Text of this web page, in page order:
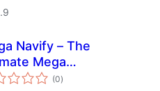
Navify – The
Mega
(0total
ratings
)